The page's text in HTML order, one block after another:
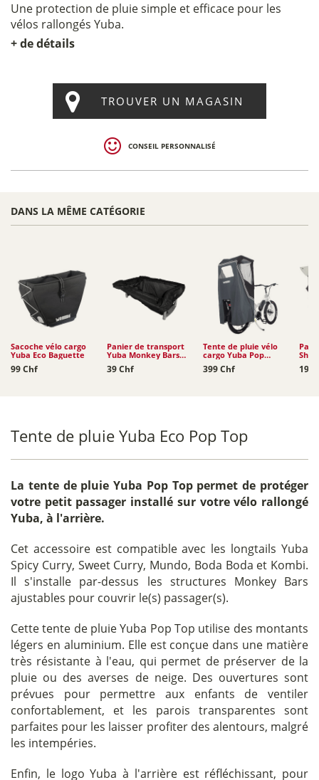
Une protection de pluie simple et efficace pour les
vélos rallongés Yuba.
+ de détails
TROUVER UN MAGASIN
CONSEIL PERSONNALISÉ
DANS LA MÊME CATÉGORIE
Sacoche vélo cargo
Yuba Eco Baguette
99 Chf
Panier de transport
Yuba Monkey Bars
Tote
39 Chf
Tente de pluie vélo
cargo Yuba Pop
Shelter
399 Chf 199
Tente de pluie Yuba Eco Pop Top
La tente de pluie Yuba Pop Toppermet de protéger
votre petit passager installé sur votre vélo rallongé
Yuba, à l'arrière.
Cet accessoire est compatible avec les longtails Yuba
Spicy Curry, Sweet Curry, Mundo, Boda Boda et Kombi.
Il s'installe par-dessus les structures Monkey Bars
ajustables pour couvrir le(s) passager(s).
Cette tente de pluie Yuba Pop Top utilise des montants
légers en aluminium. Elle est conçue dans une matière
très résistante à l'eau, qui permet de préserver de la
pluie ou des averses de neige. Des ouvertures sont
prévues pour permettre aux enfants de ventiler
confortablement, et les parois transparentes sont
parfaites pour les laisser profiter des alentours, malgré
les intempéries.
Enfin, le logo Yuba à l'arrière est réfléchissant, pour